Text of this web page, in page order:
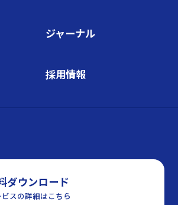
ジャーナル
採用情報
ダウンロード
スの詳細はこちら